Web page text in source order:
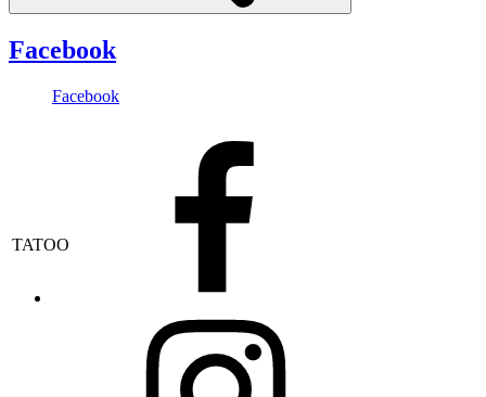
PAS DE DEUX
TATOO
Facebook
Facebook